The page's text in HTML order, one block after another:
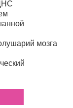
мозга